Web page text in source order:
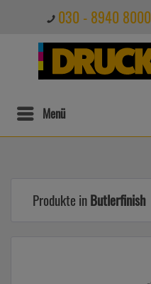
030 - 8940 8000
Menü
Produkte inButlerfinish